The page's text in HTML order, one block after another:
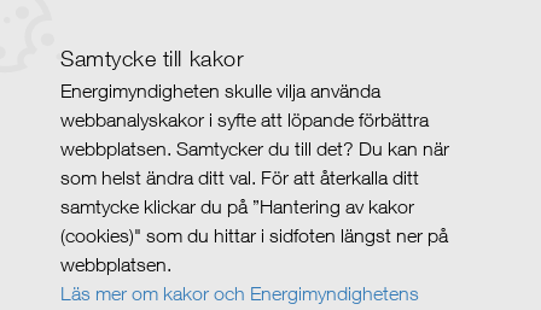
Samtycke till kakor
Energimyndigheten skulle vilja använda
webbanalyskakor i syfte att löpande förbättra
webbplatsen. Samtycker du till det? Du kan när
som helst ändra ditt val. För att återkalla ditt
samtycke klickar du på ”Hantering av kakor
(cookies)" som du hittar i sidfoten längst ner på
webbplatsen.
Läs mer om kakor och Energimyndighetens